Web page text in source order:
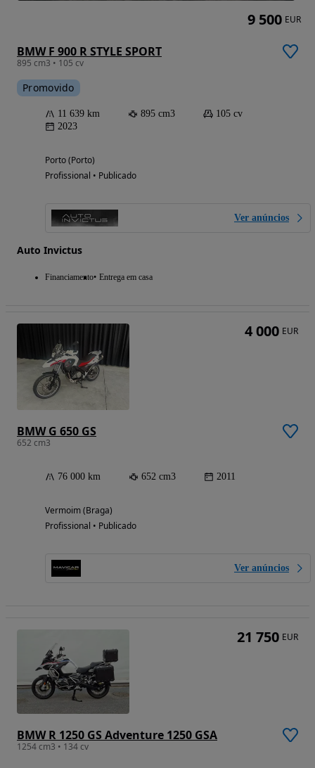
BMW F 900 R STYLE SPORT
895 cm3 • 105 cv
Promovido
11 639 km 895 cm3
105 cv
2023
Porto (Porto)
Profissional • Publicado
Ver anúncios
Auto Invictus
Financiamento Entrega em casa
9 500 EUR
BMW G 650 GS
652 cm3
76 000 km 652 cm3 2011
Vermoim (Braga)
Profissional • Publicado
Ver anúncios
4 000 EUR
BMW R 1250 GS Adventure 1250 GSA
1254 cm3 • 134 cv
21 750 EUR